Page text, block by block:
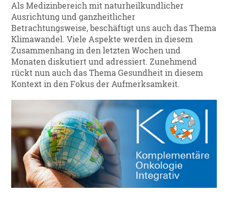
Als Medizinbereich mit naturheilkundlicher
Ausrichtung und ganzheitlicher
Betrachtungsweise, beschäftigt uns auch das Thema
Klimawandel. Viele Aspekte werden in diesem
Zusammenhang in den letzten Wochen und
Monaten diskutiert und adressiert. Zunehmend
rückt nun auch das Thema Gesundheit in diesem
Kontext in den Fokus der Aufmerksamkeit.